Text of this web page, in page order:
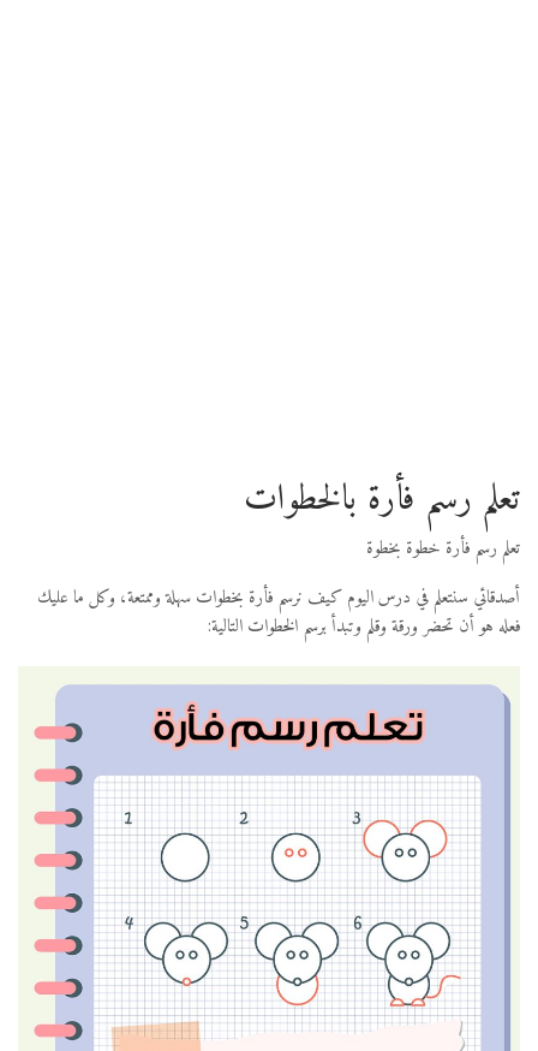
تعلم رسم فأرة بالخطوات
تعلم رسم فأرة خطوة بخطوة
أصدقائي سنتعلم في درس اليوم كيف نرسم فأرة بخطوات سهلة وممتعة، وكل ما عليك
فعله هو أن تحضر ورقة وقلم وتبدأ برسم الخطوات التالية: